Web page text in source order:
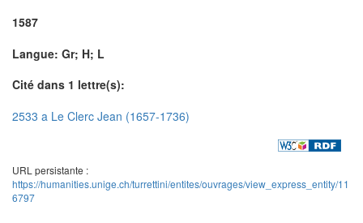
1587
Langue: Gr; H; L
Cité dans 1 lettre(s):
2533 a Le Clerc Jean (1657-1736)
URL persistante :
https://humanities.unige.ch/turrettini/entites/ouvrages/view_express_entity/11
6797